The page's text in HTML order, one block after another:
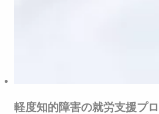
軽度知的障害の就労支援プ